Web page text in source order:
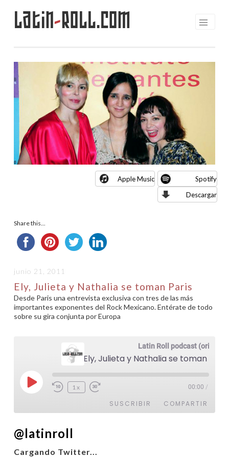
Saltar
Latin-Roll.com
Apple Music
Spotify
Descargar
Share this...
junio 21, 2011
Ely, Julieta y Nathalia se toman Paris
Desde Paris una entrevista exclusiva con tres de las más
importantes exponentes del Rock Mexicano. Entérate de todo
sobre su gira conjunta por Europa
Latin Roll podcast (original)
Ely, Julieta y Nathalia se toman Paris
Reproducir
episodio
1x 00:00 /
SUSCRIBIR COMPARTIR
FEED RSS
COMPARTIR
ENLACE
@latinroll
Cargando Twitter...